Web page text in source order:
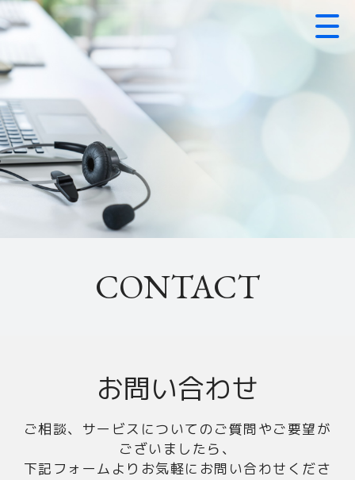
CONTACT
お問い合わせ
ご相談、サービスについてのご質問やご要望が
ございましたら、
下記フォームよりお気軽にお問い合わせくださ